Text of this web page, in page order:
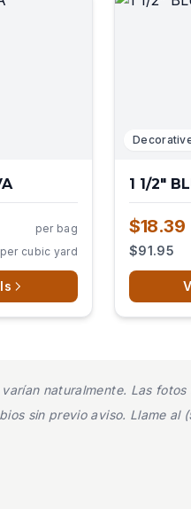
per bag
per cubic yard
1 1/2"
$18.39
$91.95
naturalmente. Las
sin previo aviso. Llame